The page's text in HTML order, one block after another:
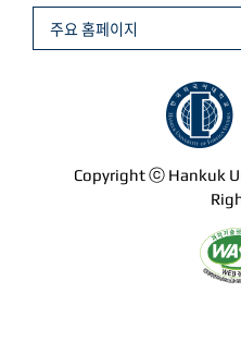
Copyright ⓒ Hankuk
주요 홈페이지